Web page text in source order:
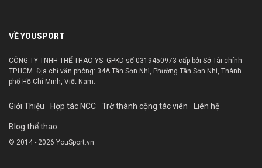
VỀ YOUSPORT
CÔNG TY TNHH THỂ THAO YS. GPKD số 0319450973 cấp bởi Sở Tài chính
TP.HCM. Địa chỉ văn phòng: 34A Tân Sơn Nhì, Phường Tân Sơn Nhì, Thành
phố Hồ Chí Minh, Việt Nam.
Giới Thiệu Hợp tác NCC Trờ thành cộng tác viên Liên hệ
Blog thể thao
© 2014 - 2026 YouSport.vn